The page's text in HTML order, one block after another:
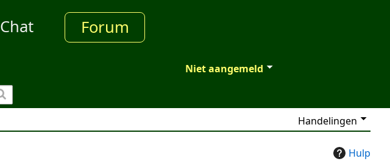
Chat Forum
Niet aangemeld
Handelingen
Hulp